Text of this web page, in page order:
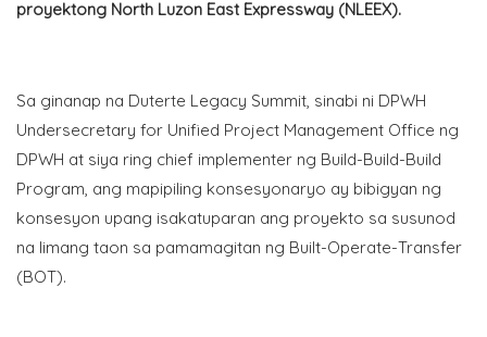
proyektong North Luzon East Expressway (NLEEX).
Sa ginanap na Duterte Legacy Summit, sinabi ni DPWH
Undersecretary for Unified Project Management Office ng
DPWH at siya ring chief implementer ng Build-Build-Build
Program, ang mapipiling konsesyonaryo ay bibigyan ng
konsesyon upang isakatuparan ang proyekto sa susunod
na limang taon sa pamamagitan ng Built-Operate-Transfer
(BOT).